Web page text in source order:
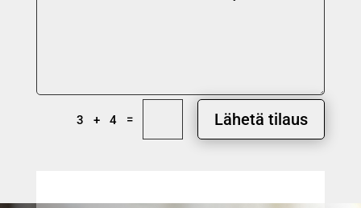
3 + 4 = Lähetä tilaus